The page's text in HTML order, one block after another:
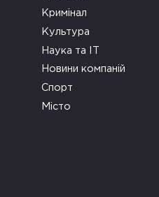
Кримінал
Культура
Наука та ІТ
Новини компаній
Спорт
Місто